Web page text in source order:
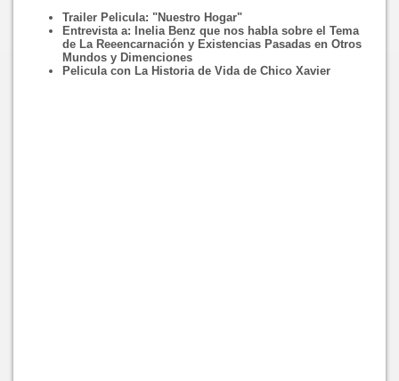
Trailer Pelicula: "Nuestro Hogar"
Entrevista a: Inelia Benz que nos habla sobre el Tema
de La Reeencarnación y Existencias Pasadas en Otros
Mundos y Dimenciones
Pelicula con La Historia de Vida de Chico Xavier